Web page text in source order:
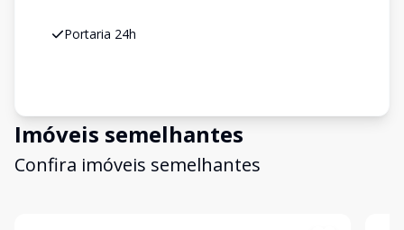
Portaria 24h
Imóveis semelhantes
Confira imóveis semelhantes